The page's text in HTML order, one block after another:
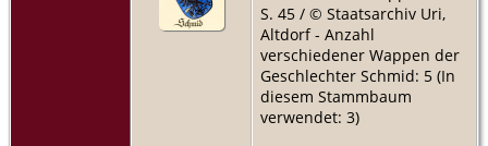
S. 45 / © Staatsarchiv Uri,
Altdorf - Anzahl
verschiedener Wappen der
Geschlechter Schmid: 5 (In
diesem Stammbaum
verwendet: 3)